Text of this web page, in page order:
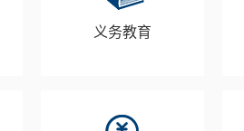
义务教育